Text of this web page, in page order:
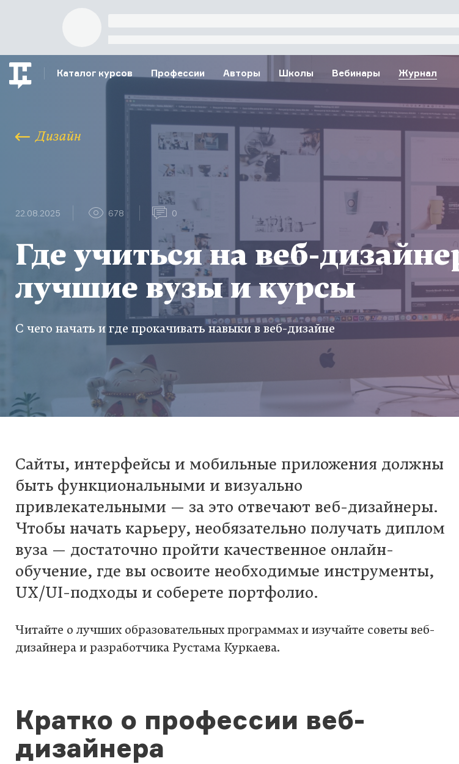
Каталог курсов Профессии Авторы Школы Вебинары Журнал
Дизайн
22.08.2025 678 0
Где учиться на веб-
лучшие вузы и курсы
С чего начать и где прокачивать навыки в веб-дизайне
Сайты, интерфейсы и мобильные приложения должны
быть функциональными и визуально
привлекательными — за это отвечают веб-дизайнеры.
Чтобы начать карьеру, необязательно получать диплом
вуза — достаточно пройти качественное онлайн-
обучение, где вы освоите необходимые инструменты,
UX/UI-подходы и соберете портфолио.
Читайте о лучших образовательных программах и изучайте советы веб-
дизайнера и разработчика Рустама Куркаева.
Кратко о профессии веб-
дизайнера